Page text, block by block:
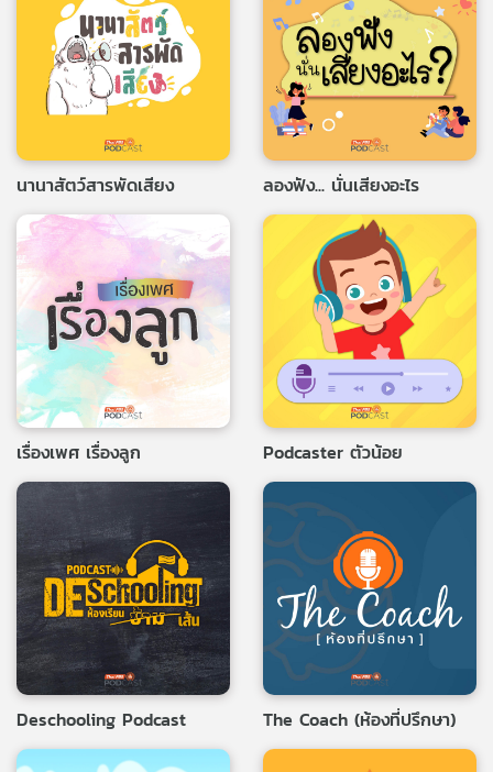
นานาสัตว์สารพัดเสียง ลองฟัง... นั่นเสียงอะไร
เรื่องเพศ เรื่องลูก Podcaster ตัวน้อย
Deschooling Podcast The Coach (ห้องที่ปรึกษา)